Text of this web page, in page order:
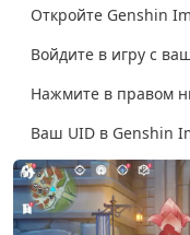
Откройте Genshin
Войдите в игру с
Нажмите в правом
Ваш UID в Genshin